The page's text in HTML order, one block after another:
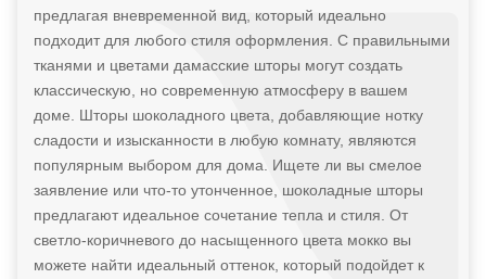
предлагая вневременной вид, который идеально
подходит для любого стиля оформления. С правильными
тканями и цветами дамасские шторы могут создать
классическую, но современную атмосферу в вашем
доме. Шторы шоколадного цвета, добавляющие нотку
сладости и изысканности в любую комнату, являются
популярным выбором для дома. Ищете ли вы смелое
заявление или что-то утонченное, шоколадные шторы
предлагают идеальное сочетание тепла и стиля. От
светло-коричневого до насыщенного цвета мокко вы
можете найти идеальный оттенок, который подойдет к